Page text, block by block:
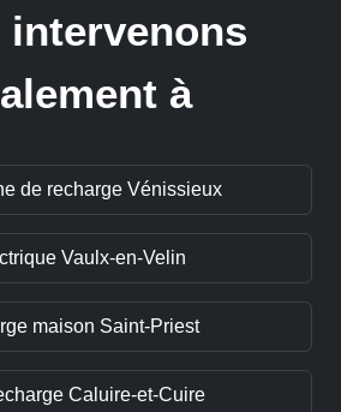
intervenons
à
de recharge Vénissieux
Vaulx-en-Velin
maison Saint-Priest
Caluire-et-Cuire